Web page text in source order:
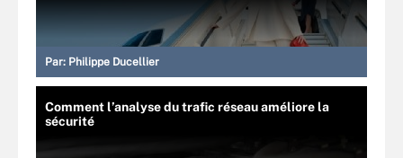
Par: Philippe Ducellier
Comment l’analyse du trafic réseau améliore la
sécurité